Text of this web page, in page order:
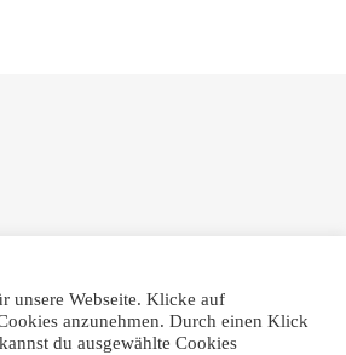
unsere Webseite. Klicke auf
anzunehmen. Durch einen Klick
du ausgewählte Cookies